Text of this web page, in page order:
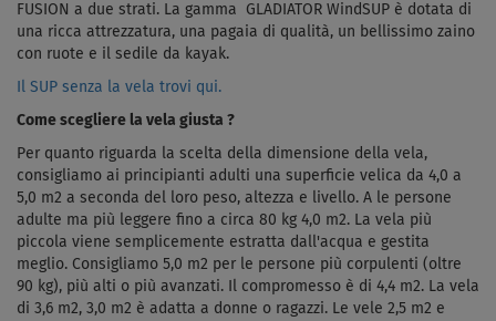
FUSION a due strati. La gamma GLADIATOR WindSUP è dotata di
una ricca attrezzatura, una pagaia di qualità, un bellissimo zaino
con ruote e il sedile da kayak.
Il SUP senza la vela trovi qui.
Come scegliere la vela giusta ?
Per quanto riguarda la scelta della dimensione della vela,
consigliamo ai principianti adulti una superficie velica da 4,0 a
5,0 m2 a seconda del loro peso, altezza e livello. A le persone
adulte ma più leggere fino a circa 80 kg 4,0 m2. La vela più
piccola viene semplicemente estratta dall'acqua e gestita
meglio. Consigliamo 5,0 m2 per le persone più corpulenti (oltre
90 kg), più alti o più avanzati. Il compromesso è di 4,4 m2. La vela
di 3,6 m2, 3,0 m2 è adatta a donne o ragazzi. Le vele 2,5 m2 e